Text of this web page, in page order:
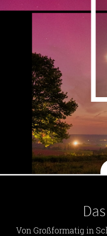
Von Großformatig in